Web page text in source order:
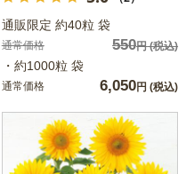
通販限定 約40粒 袋
通常価格 550円(税込)
・約1000粒 袋
通常価格 6,050円 (税込)